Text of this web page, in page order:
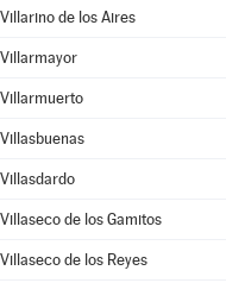
Villarino de los Aires
Villarmayor
Villarmuerto
Villasbuenas
Villasdardo
Villaseco de los Gamitos
Villaseco de los Reyes